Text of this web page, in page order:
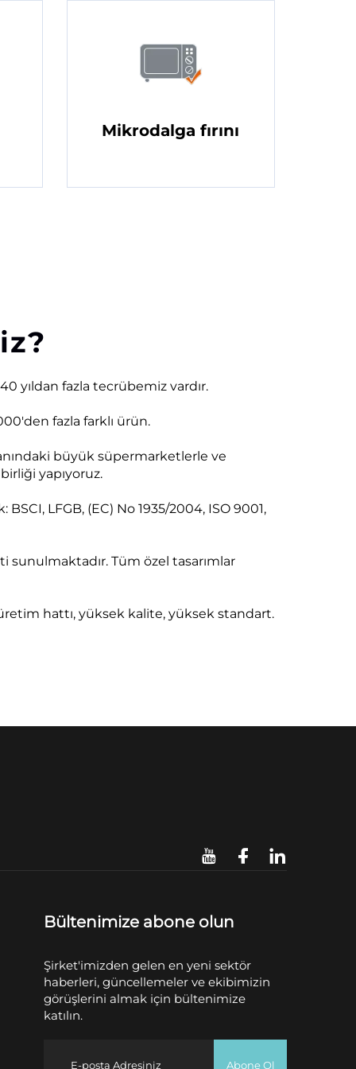
Mikrodalga fırını
yıldan fazla tecrübemiz vardır.
fazla farklı ürün.
büyük süpermarketlerle ve
yapıyoruz.
LFGB, (EC) No 1935/2004, ISO 9001,
sunulmaktadır. Tüm özel tasarımlar
hattı, yüksek kalite, yüksek standart.
Bültenimize abone olun
Şirket'imizden gelen en yeni sektör
haberleri, güncellemeler ve ekibimizin
görüşlerini almak için bültenimize
katılın.
Abone Ol